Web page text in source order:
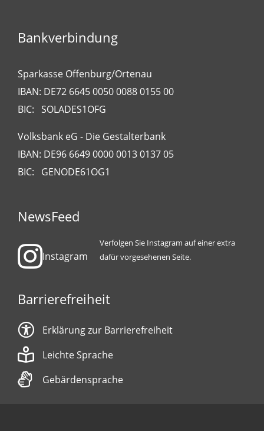
Bankverbindung
Sparkasse Offenburg/Ortenau
IBAN: DE72 6645 0050 0088 0155 00
BIC: SOLADES1OFG
Volksbank eG - Die Gestalterbank
IBAN: DE96 6649 0000 0013 0137 05
BIC: GENODE61OG1
NewsFeed
Instagram
Verfolgen Sie Instagram auf einer extra
dafür vorgesehenen Seite.
Barrierefreiheit
Erklärung zur Barrierefreiheit
Leichte Sprache
Gebärdensprache